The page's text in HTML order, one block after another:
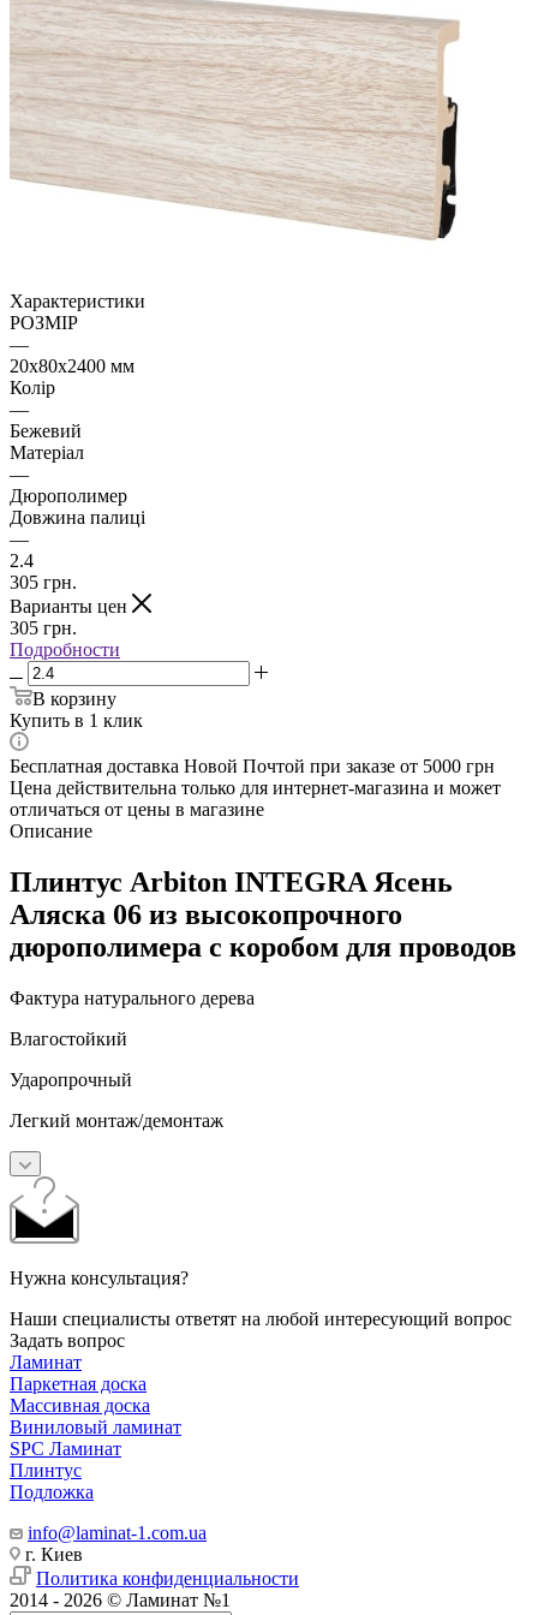
Характеристики
РОЗМІР
—
20х80x2400 мм
Колір
—
Бежевий
Матеріал
—
Дюрополимер
Довжина палиці
—
2.4
305 грн.
Варианты цен
305 грн.
Подробности
В корзину
Купить в 1 клик
Бесплатная доставка Новой Почтой при заказе от 5000 грн
Цена действительна только для интернет-магазина и может
отличаться от цены в магазине
Описание
Плинтус Arbiton INTEGRA Ясень
Аляска 06 из высокопрочного
дюрополимера с коробом для проводов
Фактура натурального дерева
Влагостойкий
Ударопрочный
Легкий монтаж/демонтаж
Нужна консультация?
Наши специалисты ответят на любой интересующий вопрос
Задать вопрос
Ламинат
Паркетная доска
Массивная доска
Виниловый ламинат
SPC Ламинат
Плинтус
Подложка
info@laminat-1.com.ua
г. Киев
Политика конфиденциальности
2014 - 2026 © Ламинат №1